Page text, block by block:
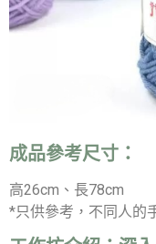
成品參考尺寸：
高26cm、長78cm
*只供參考，不同人的